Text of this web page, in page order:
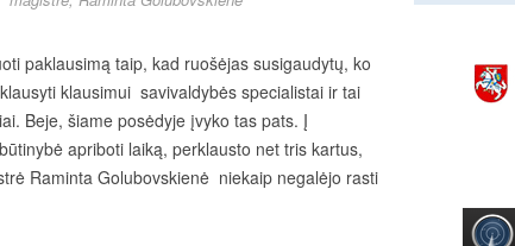
paklausimą taip, kad ruošėjas susigaudytų, ko
klausimui savivaldybės specialistai ir tai
Beje, šiame posėdyje įvyko tas pats. Į
apriboti laiką, perklausto net tris kartus,
Raminta Golubovskienė niekaip negalėjo rasti